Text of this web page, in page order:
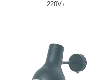
220V）